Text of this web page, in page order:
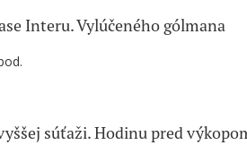
Interu. Vylúčeného gólmana
súťaži. Hodinu pred